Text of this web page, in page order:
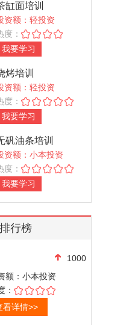
缸面培训
资额：轻投资
度：
我要学习
烤培训
资额：轻投资
度：
我要学习
矾油条培训
资额：小本投资
度：
我要学习
行榜
1000
额： 小本投资
：
看详情>>